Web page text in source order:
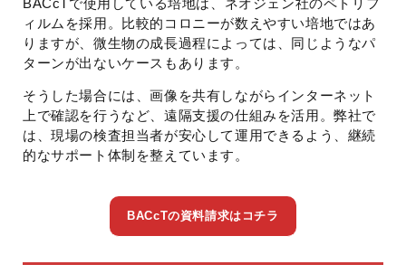
ィルムを採用。比較的コロニーが数えやすい培地ではあ
りますが、微生物の成長過程によっては、同じようなパ
ターンが出ないケースもあります。
そうした場合には、画像を共有しながらインターネット
上で確認を行うなど、遠隔支援の仕組みを活用。弊社で
は、現場の検査担当者が安心して運用できるよう、継続
的なサポート体制を整えています。
BACcTの資料請求はコチラ